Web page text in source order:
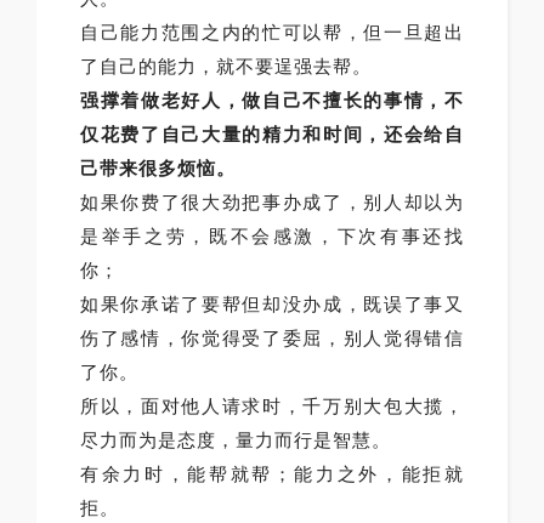
自己能力范围之内的忙可以帮，但一旦超出
了自己的能力，就不要逞强去帮。
强撑着做老好人，做自己不擅长的事情，不
仅花费了自己大量的精力和时间，还会给自
己带来很多烦恼。
如果你费了很大劲把事办成了，别人却以为
是举手之劳，既不会感激，下次有事还找
你；
如果你承诺了要帮但却没办成，既误了事又
伤了感情，你觉得受了委屈，别人觉得错信
了你。
所以，面对他人请求时，千万别大包大揽，
尽力而为是态度，量力而行是智慧。
有余力时，能帮就帮；能力之外，能拒就
拒。